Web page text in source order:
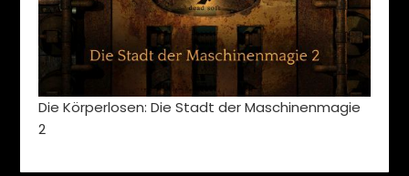
Die Körperlosen: Die Stadt der Maschinenmagie
2